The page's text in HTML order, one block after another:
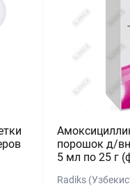
порошок д/
5 мл по 25 г
Radiks